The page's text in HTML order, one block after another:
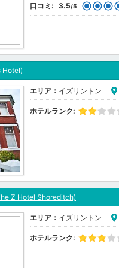
口コミ: 3.5/5
エリア： イズリントン
ホテルランク:
Z Hotel Shoreditch)
エリア： イズリントン
ホテルランク: